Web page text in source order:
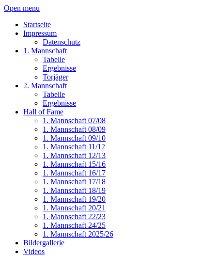
Open menu
Startseite
Impressum
Datenschutz
1. Mannschaft
Tabelle
Ergebnisse
Torjäger
2. Mannschaft
Tabelle
Ergebnisse
Hall of Fame
1. Mannschaft 07/08
1. Mannschaft 08/09
1. Mannschaft 09/10
1. Mannschaft 11/12
1. Mannschaft 12/13
1. Mannschaft 15/16
1. Mannschaft 16/17
1. Mannschaft 17/18
1. Mannschaft 18/19
1. Mannschaft 19/20
1. Mannschaft 20/21
1. Mannschaft 22/23
1. Mannschaft 24/25
1. Mannschaft 2025/26
Bildergallerie
Videos